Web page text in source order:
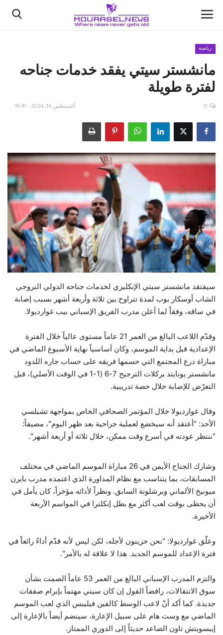
الأخبار
كتّابنا
اقتصاد
علوم وتكنولوجيا
رياضة
فيديو
حياة
رياضة
مانشستر سيتي يفقد خدمات جناحه
لفترة طويلة
أغسطس 16, 2024 - 19:41 0
سيفتقد مانشستر سيتي الإنكليزي لخدمات جناحه الدولي النروجي
الشاب أوسكار بوب لمدة تتراوح بين ثلاثة وأربعة أشهر بسبب إصابة
في ساقه، وفقاً لما أعلن مدرب الفريق الإسباني بيب غوارديولا.
وقدّم اللاعب البالغ من العمر 21 عاماً مستوى عالياً خلال الفترة
الإعدادية قبل بداية الموسم، وكان أساسياً نهاية الأسبوع الماضي في
مباراة درع المجتمع التي حسمها فريقه على حساب جاره اللدود
مانشستر يونايتد بركلات الترجيح 7-6 (1-1 في الوقت الأصلي)، قبل
التعرّض للإصابة خلال حصة تدريبية.
وقال غوارديولا خلال المؤتمر الصحافي الخاص بمواجهة تشيلسي
الأحد: "أعتقد أنه سيخضع لعملية جراحية بعد ظهر اليوم"، مضيفاً:
"ننتظر عودته في أسرع وقت ممكن، خلال ثلاثة أو أربعة أشهر".
وشارك الجناح الأيمن في 26 مباراة الموسم الماضي في مختلف
المسابقات، بما يتناسب مع نظام المداورة الذي اعتمده مدرب بايرن
ميونيخ الألماني وبرشلونة السابق. ونظراً لأدائه مؤخراً، كان يأمل في
أن يحظى بوقت لعب أكثر مع بطل إنكلترا في المواسم الأربعة
الأخيرة.
وعلّق غوارديولا: "نحن حزينون لأجله، لكن ليس لأنه قدّم أداءً رائعاً في
فترة الإعداد للموسم الجديد. هذا لا علاقة له بالأمر".
والتزم المدرب الإسباني البالغ من العمر 53 عاماً الصمت بشأن
سوق الانتقالات، رافضاً القول إن كان سيتي مهتماً بإبرام صفقات
جديدة. كما أكد أنّ لاعب الوسط كالفين فيليبس الذي لعب الموسم
الماضي مع وست هام على سبيل الإعارة، سينضم أيضاً بالإعارة إلى
إيبسويتش تاون الصاعد حديثاً إلى الدوري الممتاز.